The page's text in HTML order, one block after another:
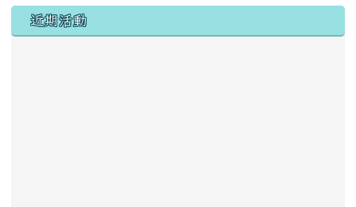
左邊區域內容
近期活動